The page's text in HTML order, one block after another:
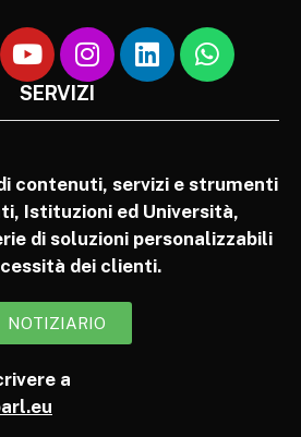
SERVIZI
contenuti, servizi e strumenti
Istituzioni ed Università,
di soluzioni personalizzabili
dei clienti.
NOTIZIARIO
a